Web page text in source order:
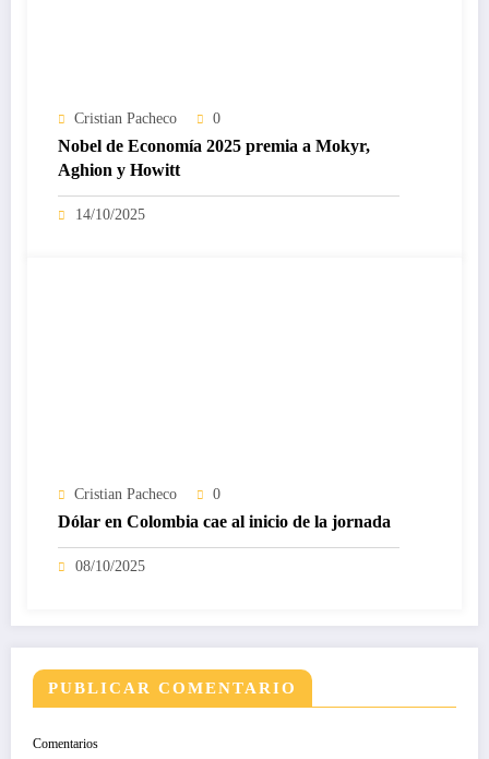
Cristian Pacheco 0
Nobel de Economía 2025 premia a Mokyr,
Aghion y Howitt
14/10/2025
Cristian Pacheco 0
Dólar en Colombia cae al inicio de la jornada
08/10/2025
PUBLICAR COMENTARIO
Comentarios